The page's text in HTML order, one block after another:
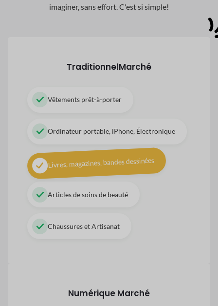
imaginer, sans effort. C'est si simple!
TraditionnelMarché
Vêtements prêt-à-porter
Ordinateur portable, iPhone, Électronique
Livres, magazines, bandes dessinées
Articles de soins de beauté
Chaussures et Artisanat
Numérique Marché